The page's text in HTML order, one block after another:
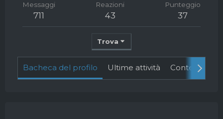
Messaggi
711
Reazioni
43
Punteggio
37
Trova
Bacheca del profilo Ultime attività Contenuto